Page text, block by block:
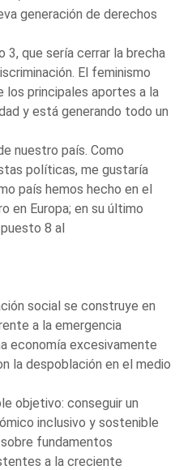
generación de derechos
que sería cerrar la brecha
El feminismo
los principales aportes a la
y está generando todo un
nuestro país. Como
políticas, me gustaría
país hemos hecho en el
en Europa; en su último
8 al
social se construye en
a la emergencia
economía excesivamente
la despoblación en el medio
objetivo: conseguir un
inclusivo y sostenible
fundamentos
a la creciente